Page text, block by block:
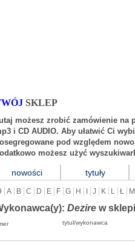
SKLEP
możesz zrobić zamówienie na
i CD AUDIO. Aby ułatwić Ci
pod względem
możesz użyć
nowości tytuły
A B C D E F G H J K L Ł M
Dezire w
tytul/wykonawca